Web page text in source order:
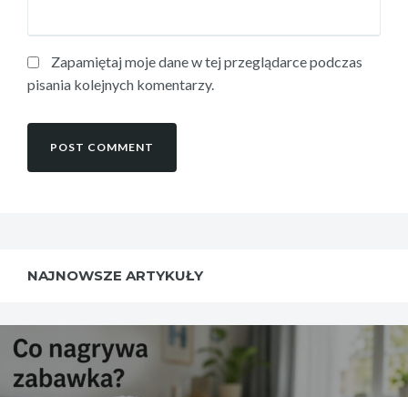
Zapamiętaj moje dane w tej przeglądarce podczas
pisania kolejnych komentarzy.
NAJNOWSZE ARTYKUŁY